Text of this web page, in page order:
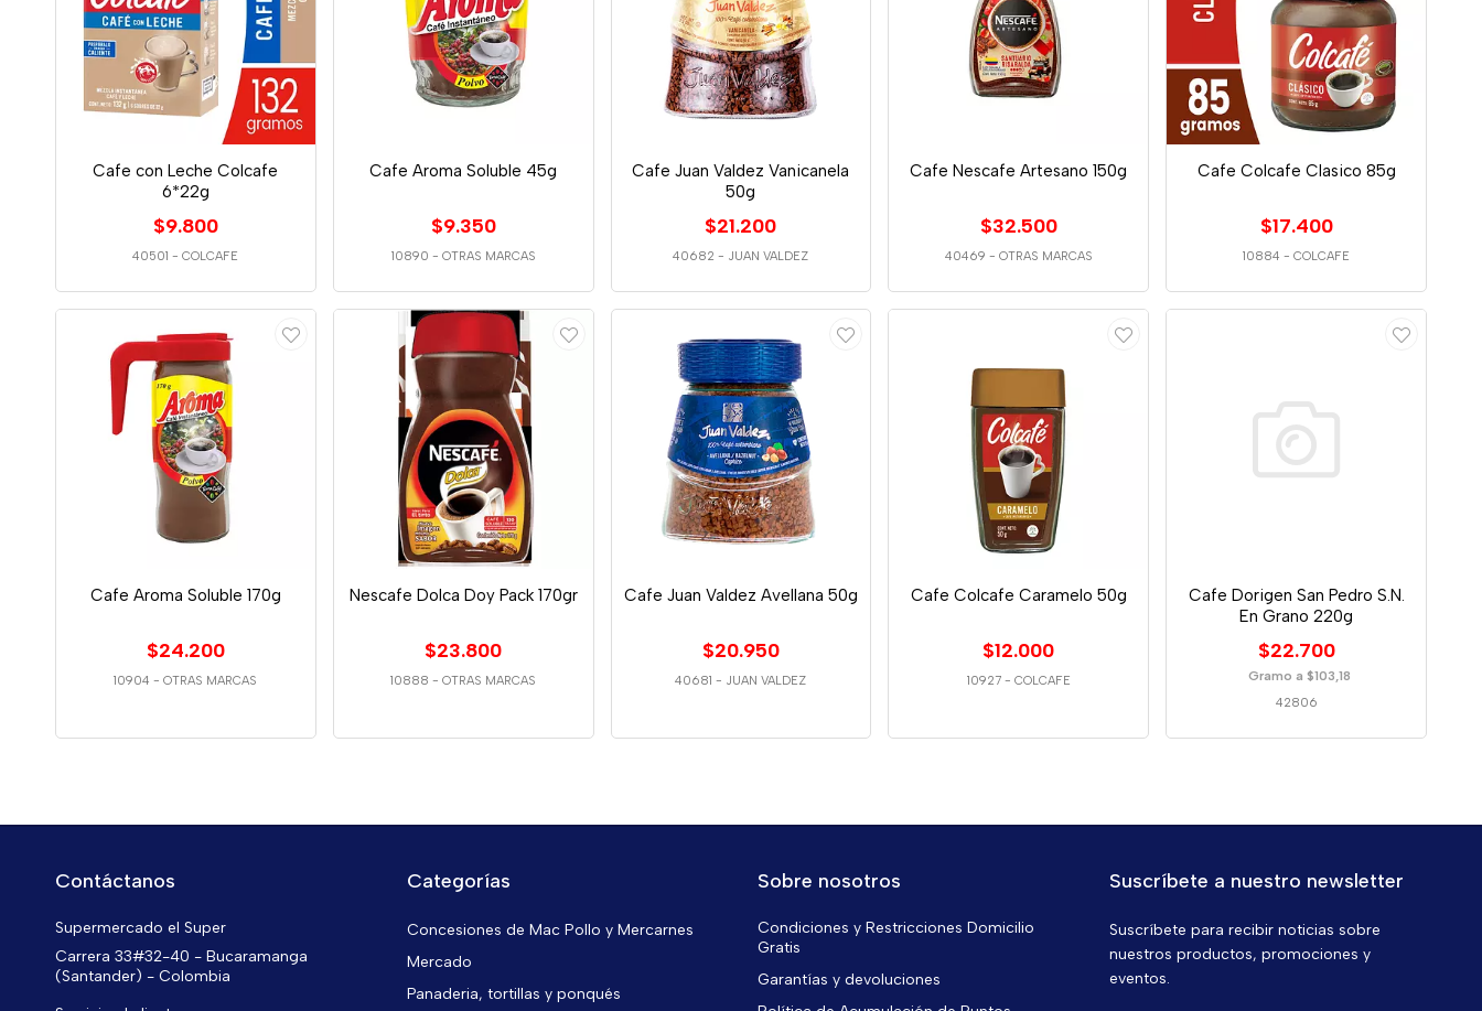
Cafe con Leche Colcafe
6*22g
$9.800
40501 -COLCAFE
Cafe Aroma Soluble 45g
$9.350
10890 - OTRAS MARCAS
Cafe Juan Valdez Vanicanela
50g
$21.200
40682 - JUAN VALDEZ
Cafe Nescafe Artesano 150g
$32.500
40469 - OTRAS MARCAS
Cafe Colcafe Clasico 85g
$17.400
10884 -COLCAFE
Cafe Aroma Soluble 170g
$24.200
10904 -OTRAS MARCAS
Nescafe Dolca Doy Pack 170gr
$23.800
10888 -OTRAS MARCAS
Cafe Juan Valdez Avellana 50g
$20.950
40681 - JUAN VALDEZ
Cafe Colcafe Caramelo 50g
$12.000
10927 - COLCAFE
Cafe Dorigen San Pedro S.N.
En Grano 220g
$22.700
Gramo a $103,18
42806
Contáctanos
Supermercado el Super
Carrera 33#32-40 - Bucaramanga
(Santander) - Colombia
Categorías
Concesiones de Mac Pollo y Mercarnes
Mercado
Panaderia, tortillas y ponqués
Sobre nosotros
Condiciones y Restricciones Domicilio
Gratis
Garantías y devoluciones
Suscríbete a nuestro newsletter
Suscríbete para recibir noticias sobre
nuestros productos, promociones y
eventos.